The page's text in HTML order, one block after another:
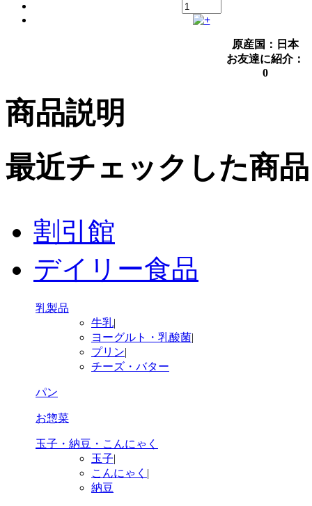
原産国：日本
お友達に紹介：
0
商品説明
最近チェックした商品
割引館
デイリー食品
乳製品
牛乳|
ヨーグルト・乳酸菌|
プリン|
チーズ・バター
パン
お惣菜
玉子・納豆・こんにゃく
玉子|
こんにゃく |
納豆